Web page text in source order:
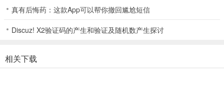
真有后悔药：这款App可以帮你撤回尴尬短信
Discuz! X2验证码的产生和验证及随机数产生探讨
相关下载